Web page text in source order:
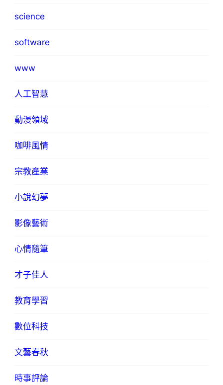
science
software
www
人工智慧
動漫領域
咖啡風情
宗教產業
小說幻夢
影像藝術
心情隨筆
才子佳人
教育學習
數位科技
文藝春秋
時事評論